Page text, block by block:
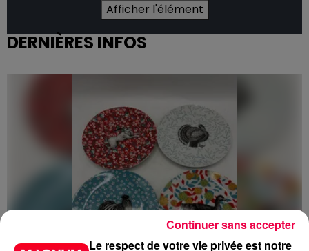
Afficher l'élément
DERNIÈRES INFOS
Le respect de votre vie privée est notre
Continuer sans accepter